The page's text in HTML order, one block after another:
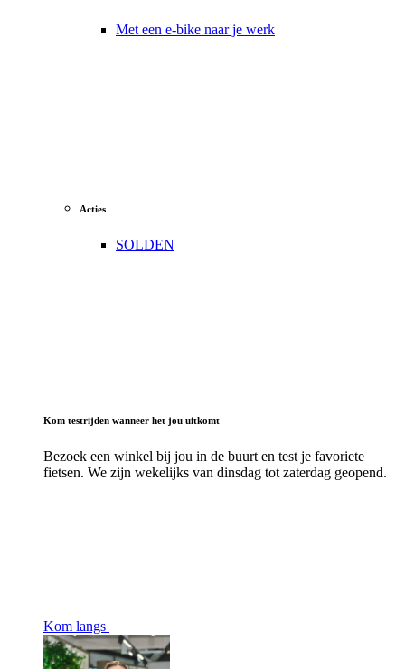
Met een e-bike naar je werk
Acties
SOLDEN
Kom testrijden wanneer het jou uitkomt
Bezoek een winkel bij jou in de buurt en test je favoriete
fietsen. We zijn wekelijks van dinsdag tot zaterdag geopend.
Kom langs